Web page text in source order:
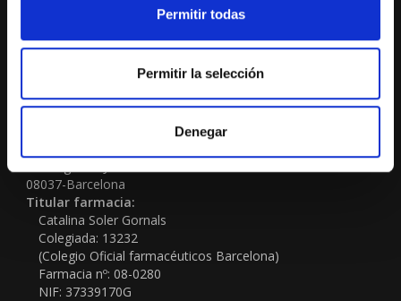
Permitir todas
Permitir la selección
Denegar
No cerramos por vacaciones
08037-Barcelona
Titular farmacia:
Catalina Soler Gornals
Colegiada: 13232
(Colegio Oficial farmacéuticos Barcelona)
Farmacia nº: 08-0280
NIF: 37339170G